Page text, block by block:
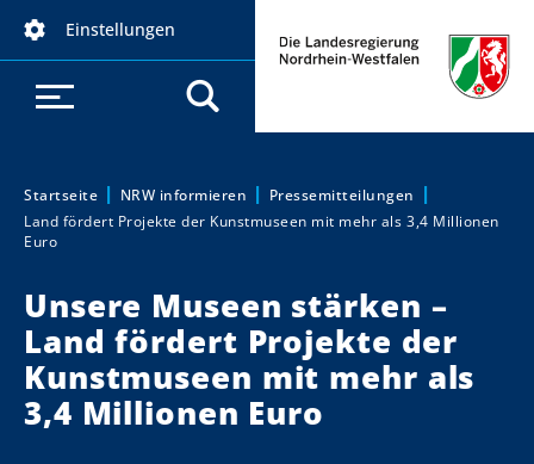
Einstellungen
Sie sind hier:
Startseite NRW informieren
Pressemitteilungen
Land fördert Projekte der Kunstmuseen mit mehr als 3,4 Millionen
Euro
Unsere Museen stärken –
Land fördert Projekte der
Kunstmuseen mit mehr als
3,4 Millionen Euro